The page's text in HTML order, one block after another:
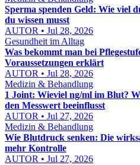
Sperma spenden Geld: Wie viel
du wissen musst
AUTOR • Jul 28, 2026
Gesundheit im Alltag
Was bekommt man bei
Voraussetzungen erklärt
AUTOR • Jul 28, 2026
Medizin & Behandlung
1 Joint: Wieviel ng/ml im Blut?
den Messwert beeinflusst
AUTOR • Jul 27, 2026
Medizin & Behandlung
Wie Blutdruck senken: Die
mehr Kontrolle
AUTOR • Jul 27, 2026